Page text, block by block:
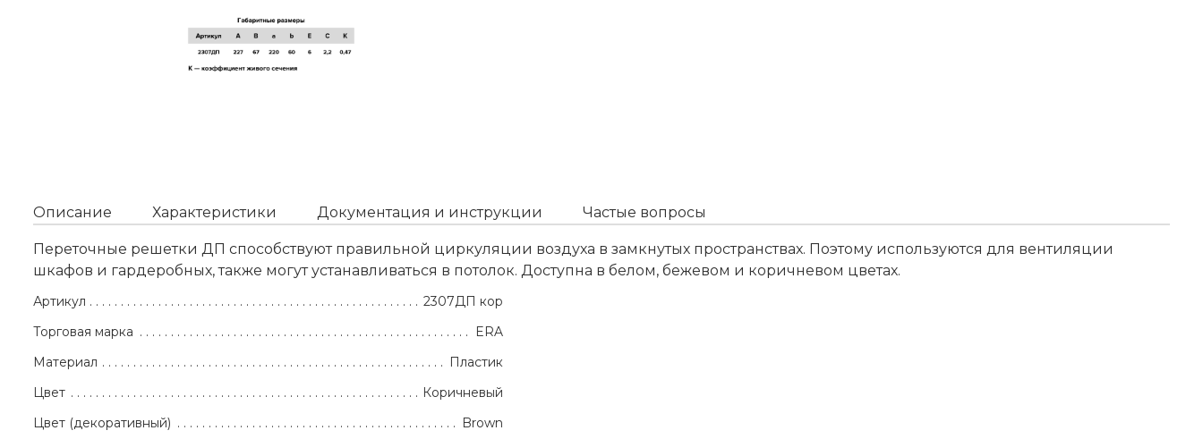
Описание Характеристики Документация и инструкции Частые вопросы
Переточные решетки ДП способствуют правильной циркуляции воздуха в замкнутых пространствах. Поэтому используются для вентиляции
шкафов и гардеробных, также могут устанавливаться в потолок. Доступна в белом, бежевом и коричневом цветах.
Артикул
2307ДП кор
Торговая марка
ERA
Материал
Пластик
Цвет
Коричневый
Цвет (декоративный)
Brown